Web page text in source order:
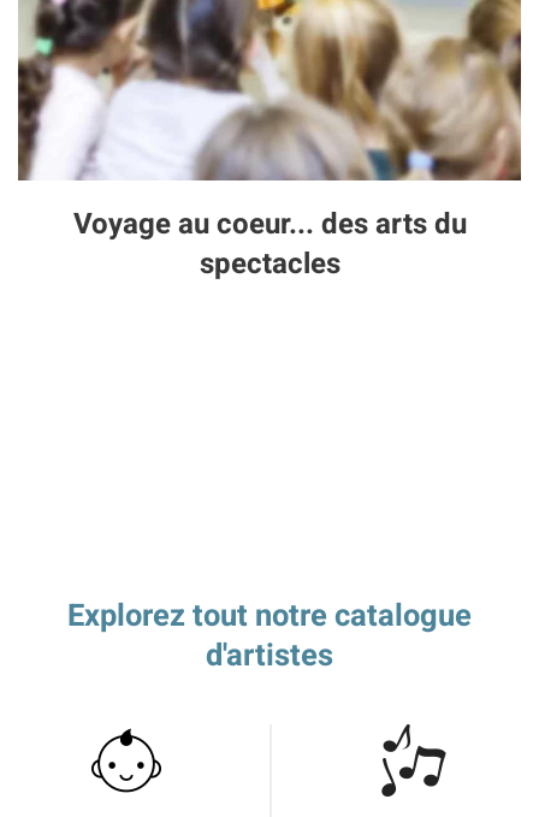
Voyage au coeur... des arts du
spectacles
Explorez tout notre catalogue
d'artistes